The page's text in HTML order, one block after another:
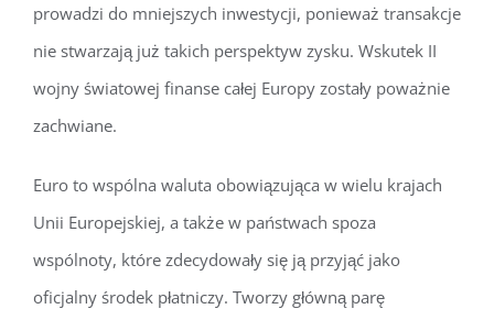
prowadzi do mniejszych inwestycji, ponieważ transakcje
nie stwarzają już takich perspektyw zysku. Wskutek II
wojny światowej finanse całej Europy zostały poważnie
zachwiane.
Euro to wspólna waluta obowiązująca w wielu krajach
Unii Europejskiej, a także w państwach spoza
wspólnoty, które zdecydowały się ją przyjąć jako
oficjalny środek płatniczy. Tworzy główną parę